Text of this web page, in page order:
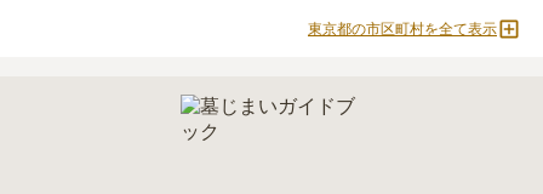
東京都の市区町村を全て表示